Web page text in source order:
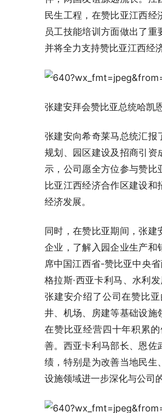
民生工程，在赞比亚江西
员工技能培训方面做出了重
并将全力支持赞比亚江西经
张建安拜会赞比亚总统哈凯
张建安向希奇莱马总统汇报
规划、园区建设及招商引资
示，公司愿全方位参与赞比
比亚江西经济合作区建设
经济发展。
同时，在赞比亚期间，张
企业，了解入园企业生产和
席中国江西省-赞比亚中央
格拉斯·西亚卡利马、水利
张建安介绍了公司在赞比
井、机场、房建等基础设施
在赞比亚经营四十年积累
善。西亚卡利马部长、恩佐
绩，特别是为改善当地民生
设施领域进一步深化与公司